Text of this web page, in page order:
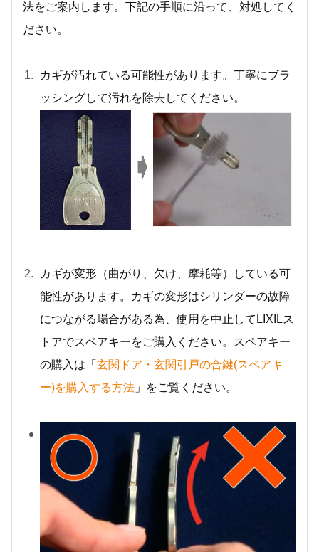
法をご案内します。下記の手順に沿って、対処してく
ださい。
カギが汚れている可能性があります。丁寧にブラ
ッシングして汚れを除去してください。
カギが変形（曲がり、欠け、摩耗等）している可
能性があります。カギの変形はシリンダーの故障
につながる場合がある為、使用を中止してLIXILス
トアでスペアキーをご購入ください。スペアキー
の購入は「 玄関ドア・玄関引戸の合鍵(スペアキ
ー)を購入する方法 」をご覧ください。